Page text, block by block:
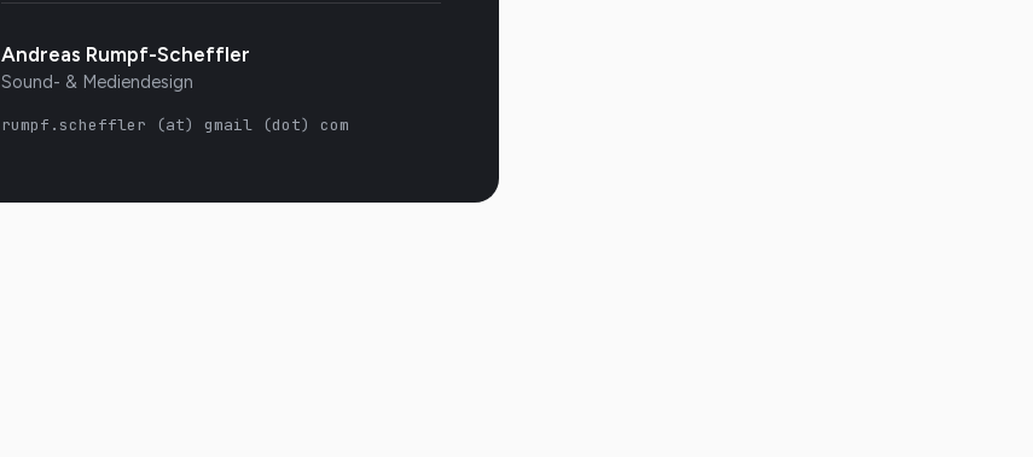
Andreas Rumpf-Scheffler
Sound- & Mediendesign
rumpf.scheffler (at) gmail (dot) com